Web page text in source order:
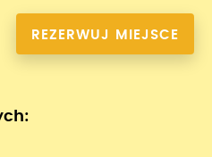
REZERWUJ MIEJSCE